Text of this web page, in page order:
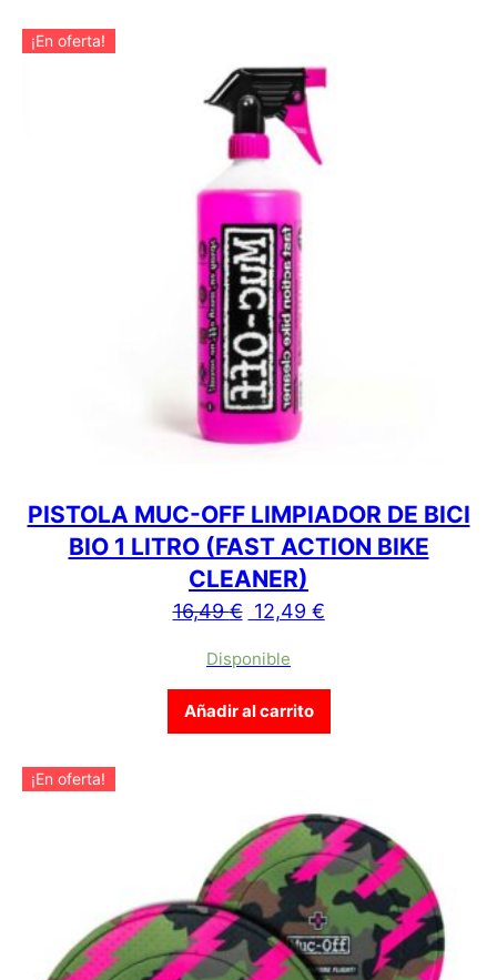
¡En oferta!
PISTOLA MUC-OFF LIMPIADOR DE BICI
BIO 1 LITRO (FAST ACTION BIKE
CLEANER)
16,49€ El precio original era:
12,49 €El precio actual
Disponible
Añadir al carrito
¡En oferta!